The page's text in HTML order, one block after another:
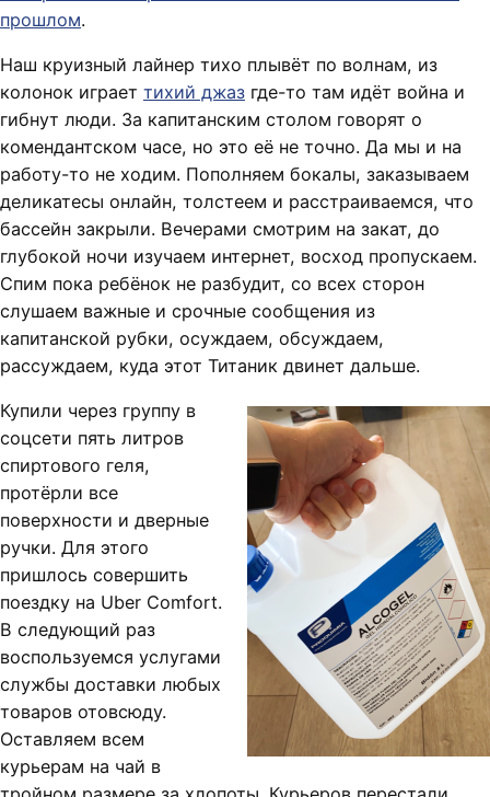
прошлом.
Наш круизный лайнер тихо плывёт по волнам, из
колонок играет тихий джаз где-то там идёт война и
гибнут люди. За капитанским столом говорят о
комендантском часе, но это её не точно. Да мы и на
работу-то не ходим. Пополняем бокалы, заказываем
деликатесы онлайн, толстеем и расстраиваемся, что
бассейн закрыли. Вечерами смотрим на закат, до
глубокой ночи изучаем интернет, восход пропускаем.
Спим пока ребёнок не разбудит, со всех сторон
слушаем важные и срочные сообщения из
капитанской рубки, осуждаем, обсуждаем,
рассуждаем, куда этот Титаник двинет дальше.
Купили через группу в
соцсети пять литров
спиртового геля,
протёрли все
поверхности и дверные
ручки. Для этого
пришлось совершить
поездку на Uber Comfort.
В следующий раз
воспользуемся услугами
службы доставки любых
товаров отовсюду.
Оставляем всем
курьерам на чай в